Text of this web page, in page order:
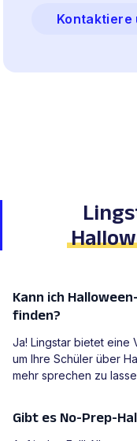
Kontaktiere
Kann ich
finden?
Ja! Lingstar bietet eine
um Ihre Schüler über
mehr sprechen zu
Gibt es No-Prep-